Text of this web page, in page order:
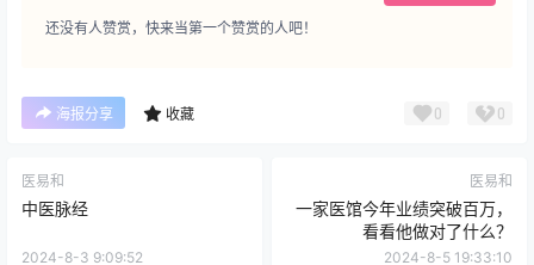
还没有人赞赏，快来当第一个赞赏的人吧！
海报分享 收藏 0 0
医易和
中医脉经
2024-8-3 9:09:52
医易和
一家医馆今年业绩突破百万，
看看他做对了什么？
2024-8-5 19:33:10